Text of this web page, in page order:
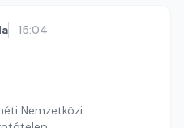
15:04
Nemzetközi